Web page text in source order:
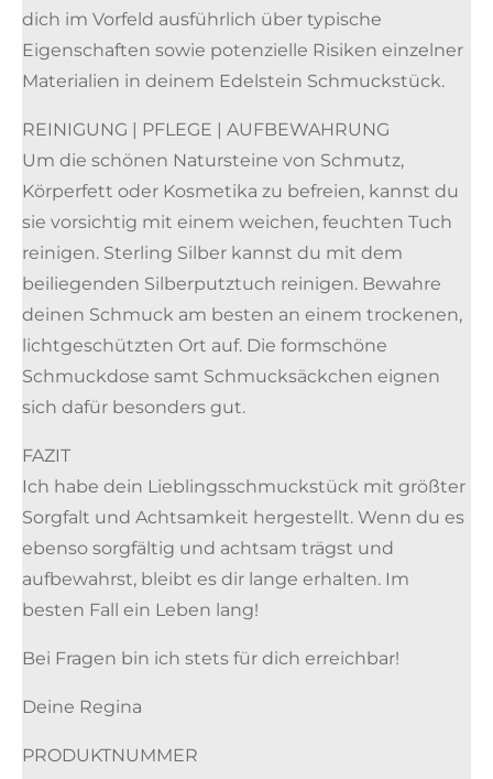
dich im Vorfeld ausführlich über typische
Eigenschaften sowie potenzielle Risiken einzelner
Materialien in deinem Edelstein Schmuckstück.
REINIGUNG | PFLEGE | AUFBEWAHRUNG
Um die schönen Natursteine von Schmutz,
Körperfett oder Kosmetika zu befreien, kannst du
sie vorsichtig mit einem weichen, feuchten Tuch
reinigen. Sterling Silber kannst du mit dem
beiliegenden Silberputztuch reinigen. Bewahre
deinen Schmuck am besten an einem trockenen,
lichtgeschützten Ort auf. Die formschöne
Schmuckdose samt Schmucksäckchen eignen
sich dafür besonders gut.
FAZIT
Ich habe dein Lieblingsschmuckstück mit größter
Sorgfalt und Achtsamkeit hergestellt. Wenn du es
ebenso sorgfältig und achtsam trägst und
aufbewahrst, bleibt es dir lange erhalten. Im
besten Fall ein Leben lang!
Bei Fragen bin ich stets für dich erreichbar!
Deine Regina
PRODUKTNUMMER